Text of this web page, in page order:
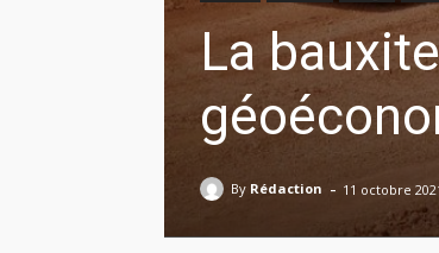
La
By Rédaction - 11 octobre